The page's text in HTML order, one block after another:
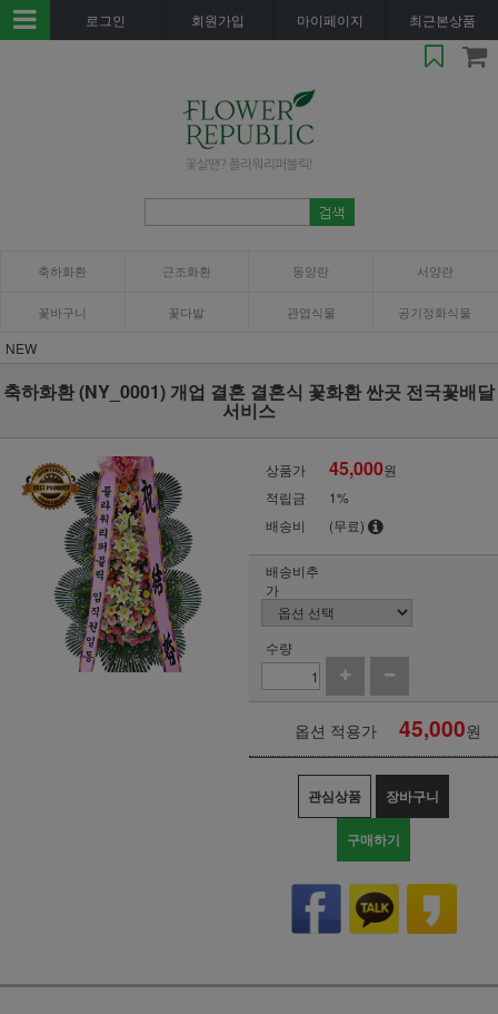
로그인 회원가입 마이페이지 최근본상품
축하화환 근조화환 동양란 서양란
꽃바구니 꽃다발 관엽식물 공기정화식물
NEW
축하화환 (NY_0001) 개업 결혼 결혼식 꽃화환 싼곳 전국꽃배달
서비스
상품가 45,000원
적립금
1%
배송비
(무료)
배송비추
가
수량
옵션 적용가 45,000원
관심상품 장바구니
구매하기